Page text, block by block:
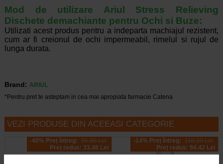
Mod de utilizare Ariul Stress Relieving
Dischete demachiante pentru Ochi si Buze:
Utilizati acest produs pentru a indeparta machiajul rezistent,
cum ar fi creionul de ochi impermeabil, rimelul si rujul de
lunga durata.
Brand: ARIUL
*Pentru pret te asteptam in cea mai apropiata farmacie Catena
VEZI PRODUSE DIN ACEEASI CATEGORIE
-40% Preț întreg: 55.80 Lei
Preț redus: 33.48 Lei
-14% Preț întreg: 110.10 Lei
Preț redus: 94.42 Lei